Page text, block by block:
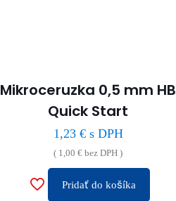
Mikroceruzka 0,5 mm HB
Quick Start
1,23 €s DPH
( 1,00€ bez DPH )
Pridať do košíka